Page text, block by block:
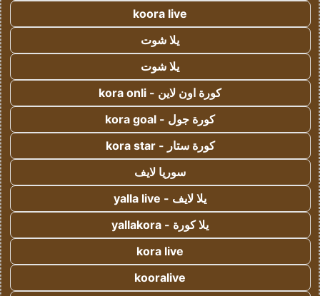
koora live
يلا شوت
يلا شوت
كورة اون لاين - kora onli
كورة جول - kora goal
كورة ستار - kora star
سوريا لايف
يلا لايف - yalla live
يلا كورة - yallakora
kora live
kooralive